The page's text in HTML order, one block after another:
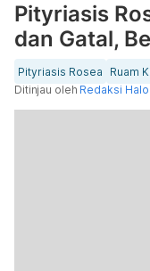
Pityriasis
dan Gatal,
Pityriasis Rosea
Ruam
Ditinjau oleh Redaksi